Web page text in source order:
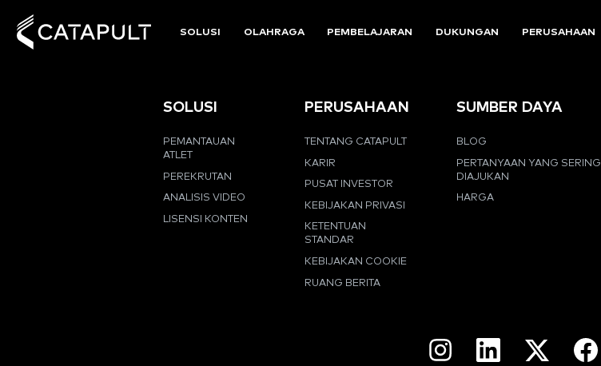
SOLUSI OLAHRAGA PEMBELAJARAN DUKUNGAN PERUSAHAAN
SOLUSI
PEMANTAUAN
ATLET
PEREKRUTAN
ANALISIS VIDEO
LISENSI KONTEN
PERUSAHAAN
TENTANG CATAPULT
KARIR
PUSAT INVESTOR
KEBIJAKAN PRIVASI
KETENTUAN
STANDAR
KEBIJAKAN COOKIE
RUANG BERITA
SUMBER DAYA
BLOG
PERTANYAAN YANG SERING
DIAJUKAN
HARGA